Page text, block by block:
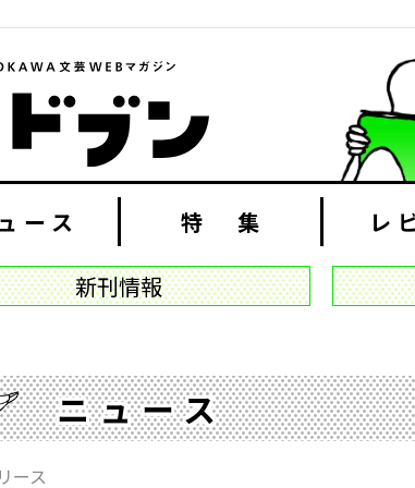
ース 特 集 レ
新刊情報
ニュース
ース